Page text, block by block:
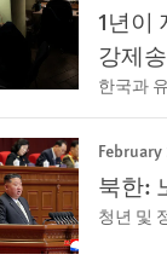
1년이
강제
한국과
북한:
청년 및